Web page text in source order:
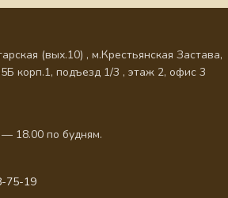
(вых.10) , м.Крестьянская Застава,
корп.1, подъезд 1/3 , этаж 2, офис 3
18.00 по будням.
75-19